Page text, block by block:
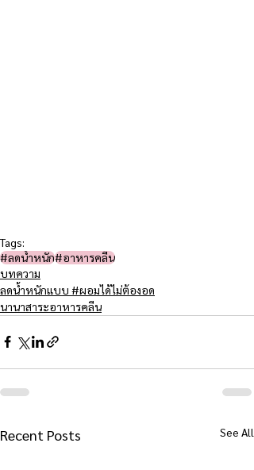
Tags:
#ลดน้ำหนัก#อาหารคลีน
บทความ
ลดน้ำหนักแบบ #ผอมได้ไม่ต้องอด
นานาสาระอาหารคลีน
Recent Posts See All